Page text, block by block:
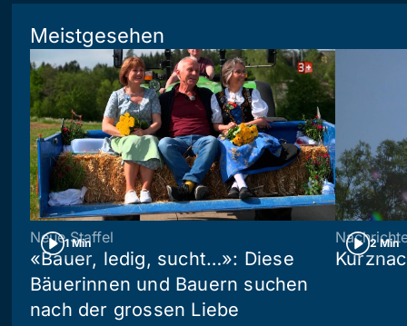
Meistgesehen
1 Min
Neue Staffel
«Bauer, ledig, sucht…»: Diese
Bäuerinnen und Bauern suchen
nach der grossen Liebe
2 Min